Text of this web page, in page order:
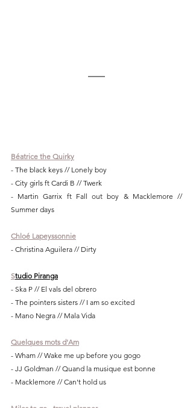
Béatrice the Quirky
- The black keys // Lonely boy
- City girls ft Cardi B // Twerk
- Martin Garrix ft Fall out boy & Macklemore //
Summer days
Chloé Lapeyssonnie
- Christina Aguilera // Dirty
Studio Piranga
- Ska P // El vals del obrero
- The pointers sisters // I am so excited
- Mano Negra // Mala Vida
Quelques mots d'Am
- Wham // Wake me up before you gogo
- JJ Goldman // Quand la musique est bonne
- Macklemore // Can't hold us